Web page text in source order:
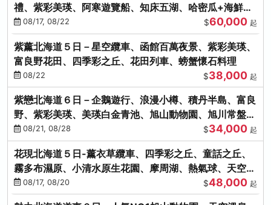
禮、紫彩美瑛、阿寒遊覽船、知床五湖、哈密瓜+海鮮和
牛螃蟹吃到飽
08/17, 08/22 $60,000 起
紫薰北海道５日－星空纜車、函館百萬夜景、紫彩美瑛、
富良野花田、四季彩之丘、花田列車、螃蟹懷石料理
08/22 $38,000 起
紫戀北海道６日－企鵝遊行、浪漫小樽、積丹半島、富良
野、紫彩美瑛、美瑛白金青池、旭山動物園、旭川常盤旋
轉塔08/21, 08/28 $34,000 起
花現北海道５日-薰衣草纜車、四季彩之丘、童話之丘、
霧多布濕原、小清水原生花園、摩周湖、熱氣球、天空溫
泉SPA、螃蟹吃到飽
08/17, 08/20 $48,000 起